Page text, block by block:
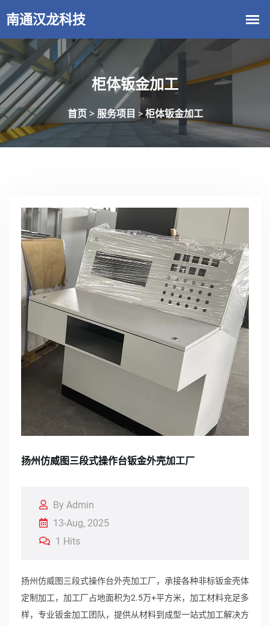
柜体钣金加工
首页 > 服务项目 > 柜体钣金加工
扬州仿威图三段式操作台钣金外壳加工厂
By Admin
13-Aug, 2025
1 Hits
扬州仿威图三段式操作台外壳加工厂，承接各种非标钣金壳体
定制加工，加工厂占地面积为2.5万+平方米，加工材料充足多
样，专业钣金加工团队，提供从材料到成型一站式加工解决方